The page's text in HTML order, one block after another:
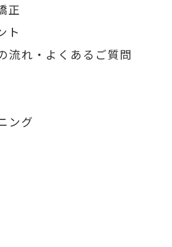
正
ト
流れ・よくあるご質問
ング